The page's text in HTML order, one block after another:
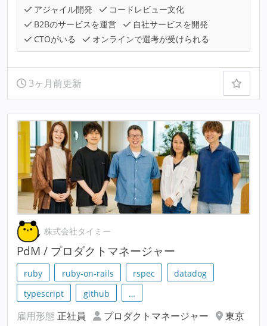
アジャイル開発
コードレビュー文化
B2Bのサービスを運営
自社サービスを開発
CTOがいる
オンラインで選考が受けられる
3ヶ月前更新
株式会社タイミー
PdM / プロダクトマネージャー
ruby ruby-on-rails rspec
datadog
typescript
github …
雇用形態 正社員 プロダクトマネージャー
東京